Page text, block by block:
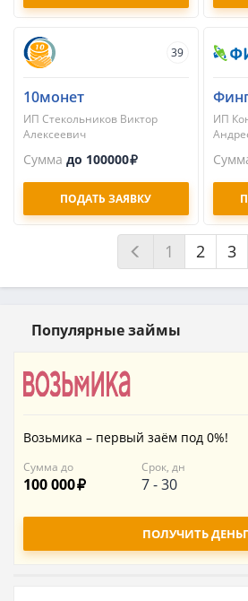
39
10монет
ИП Стекольников Виктор
Алексеевич
Сумма до 100000
ПОДАТЬ ЗАЯВКУ
ИП
1 2 3
Популярные займы
Возьмика – первый заём под 0%!
Сумма до
100 000
Срок, дн
7-30
ПОЛУЧИТЬ